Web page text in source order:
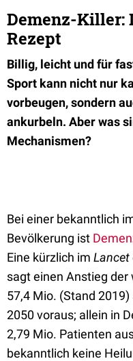
Demenz-Killer:
Rezept
Billig, leicht und für
Sport kann nicht nur
vorbeugen, sondern
ankurbeln. Aber was
Mechanismen?
Bei einer bekanntlich
Bevölkerung ist
Eine kürzlich im Lancet
sagt einen Anstieg
57,4 Mio. (Stand
2050 voraus; allein in
2,79 Mio. Patienten
bekanntlich keine